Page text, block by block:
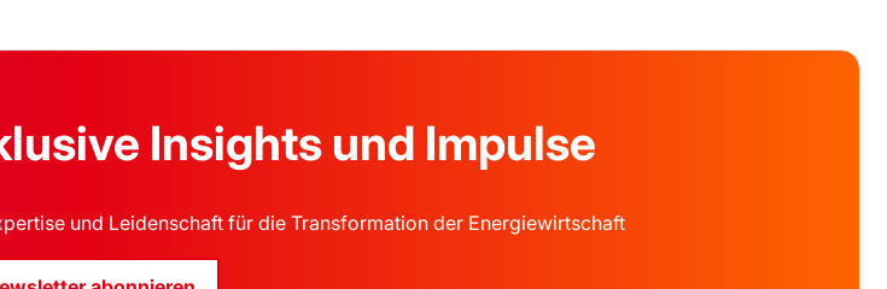
Insights und Impulse
und Leidenschaft für die Transformation der Energiewirtschaft